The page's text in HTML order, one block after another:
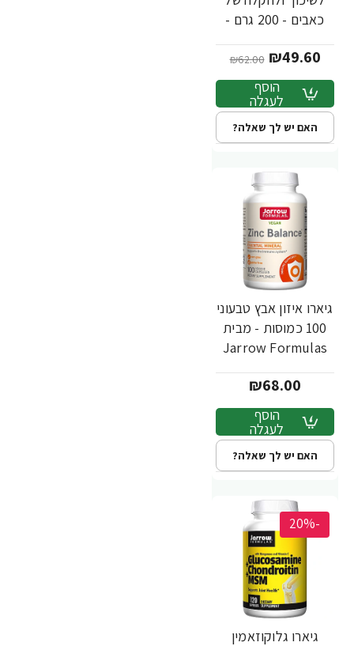
כאבים - 200 גרם -
Formulas
₪49.60
₪62.00
הוסף
לעגלה
האם יש לך שאלה?
גיארו איזון אבץ טבעוני
100 כמוסות - מבית
Jarrow Formulas
₪68.00
הוסף
לעגלה
האם יש לך שאלה?
-20%
גיארו גלוקוזאמין